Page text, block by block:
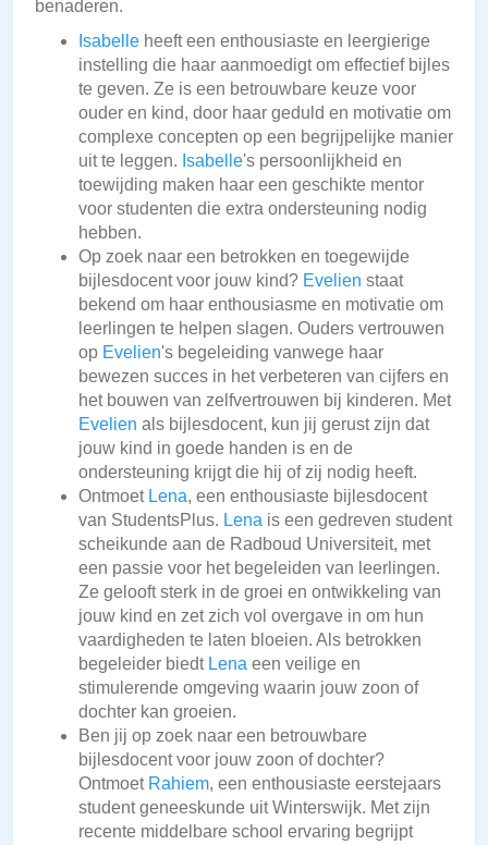
benaderen.
Isabelle heeft een enthousiaste en leergierige
instelling die haar aanmoedigt om effectief bijles
te geven. Ze is een betrouwbare keuze voor
ouder en kind, door haar geduld en motivatie om
complexe concepten op een begrijpelijke manier
uit te leggen. Isabelle's persoonlijkheid en
toewijding maken haar een geschikte mentor
voor studenten die extra ondersteuning nodig
hebben.
Op zoek naar een betrokken en toegewijde
bijlesdocent voor jouw kind? Evelien staat
bekend om haar enthousiasme en motivatie om
leerlingen te helpen slagen. Ouders vertrouwen
op Evelien's begeleiding vanwege haar
bewezen succes in het verbeteren van cijfers en
het bouwen van zelfvertrouwen bij kinderen. Met
Evelien als bijlesdocent, kun jij gerust zijn dat
jouw kind in goede handen is en de
ondersteuning krijgt die hij of zij nodig heeft.
Ontmoet Lena, een enthousiaste bijlesdocent
van StudentsPlus. Lena is een gedreven student
scheikunde aan de Radboud Universiteit, met
een passie voor het begeleiden van leerlingen.
Ze gelooft sterk in de groei en ontwikkeling van
jouw kind en zet zich vol overgave in om hun
vaardigheden te laten bloeien. Als betrokken
begeleider biedt Lena een veilige en
stimulerende omgeving waarin jouw zoon of
dochter kan groeien.
Ben jij op zoek naar een betrouwbare
bijlesdocent voor jouw zoon of dochter?
Ontmoet Rahiem, een enthousiaste eerstejaars
student geneeskunde uit Winterswijk. Met zijn
recente middelbare school ervaring begrijpt